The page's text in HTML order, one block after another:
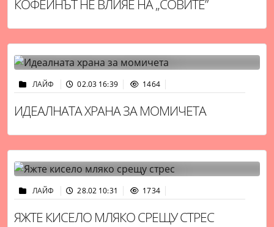
КОФЕИНЪТ НЕ ВЛИЯЕ НА „СОВИТЕ”
ЛАЙФ 02.03 16:39 1464
ИДЕАЛНАТА ХРАНА ЗА МОМИЧЕТА
ЛАЙФ 28.02 10:31 1734
ЯЖТЕ КИСЕЛО МЛЯКО СРЕЩУ СТРЕС